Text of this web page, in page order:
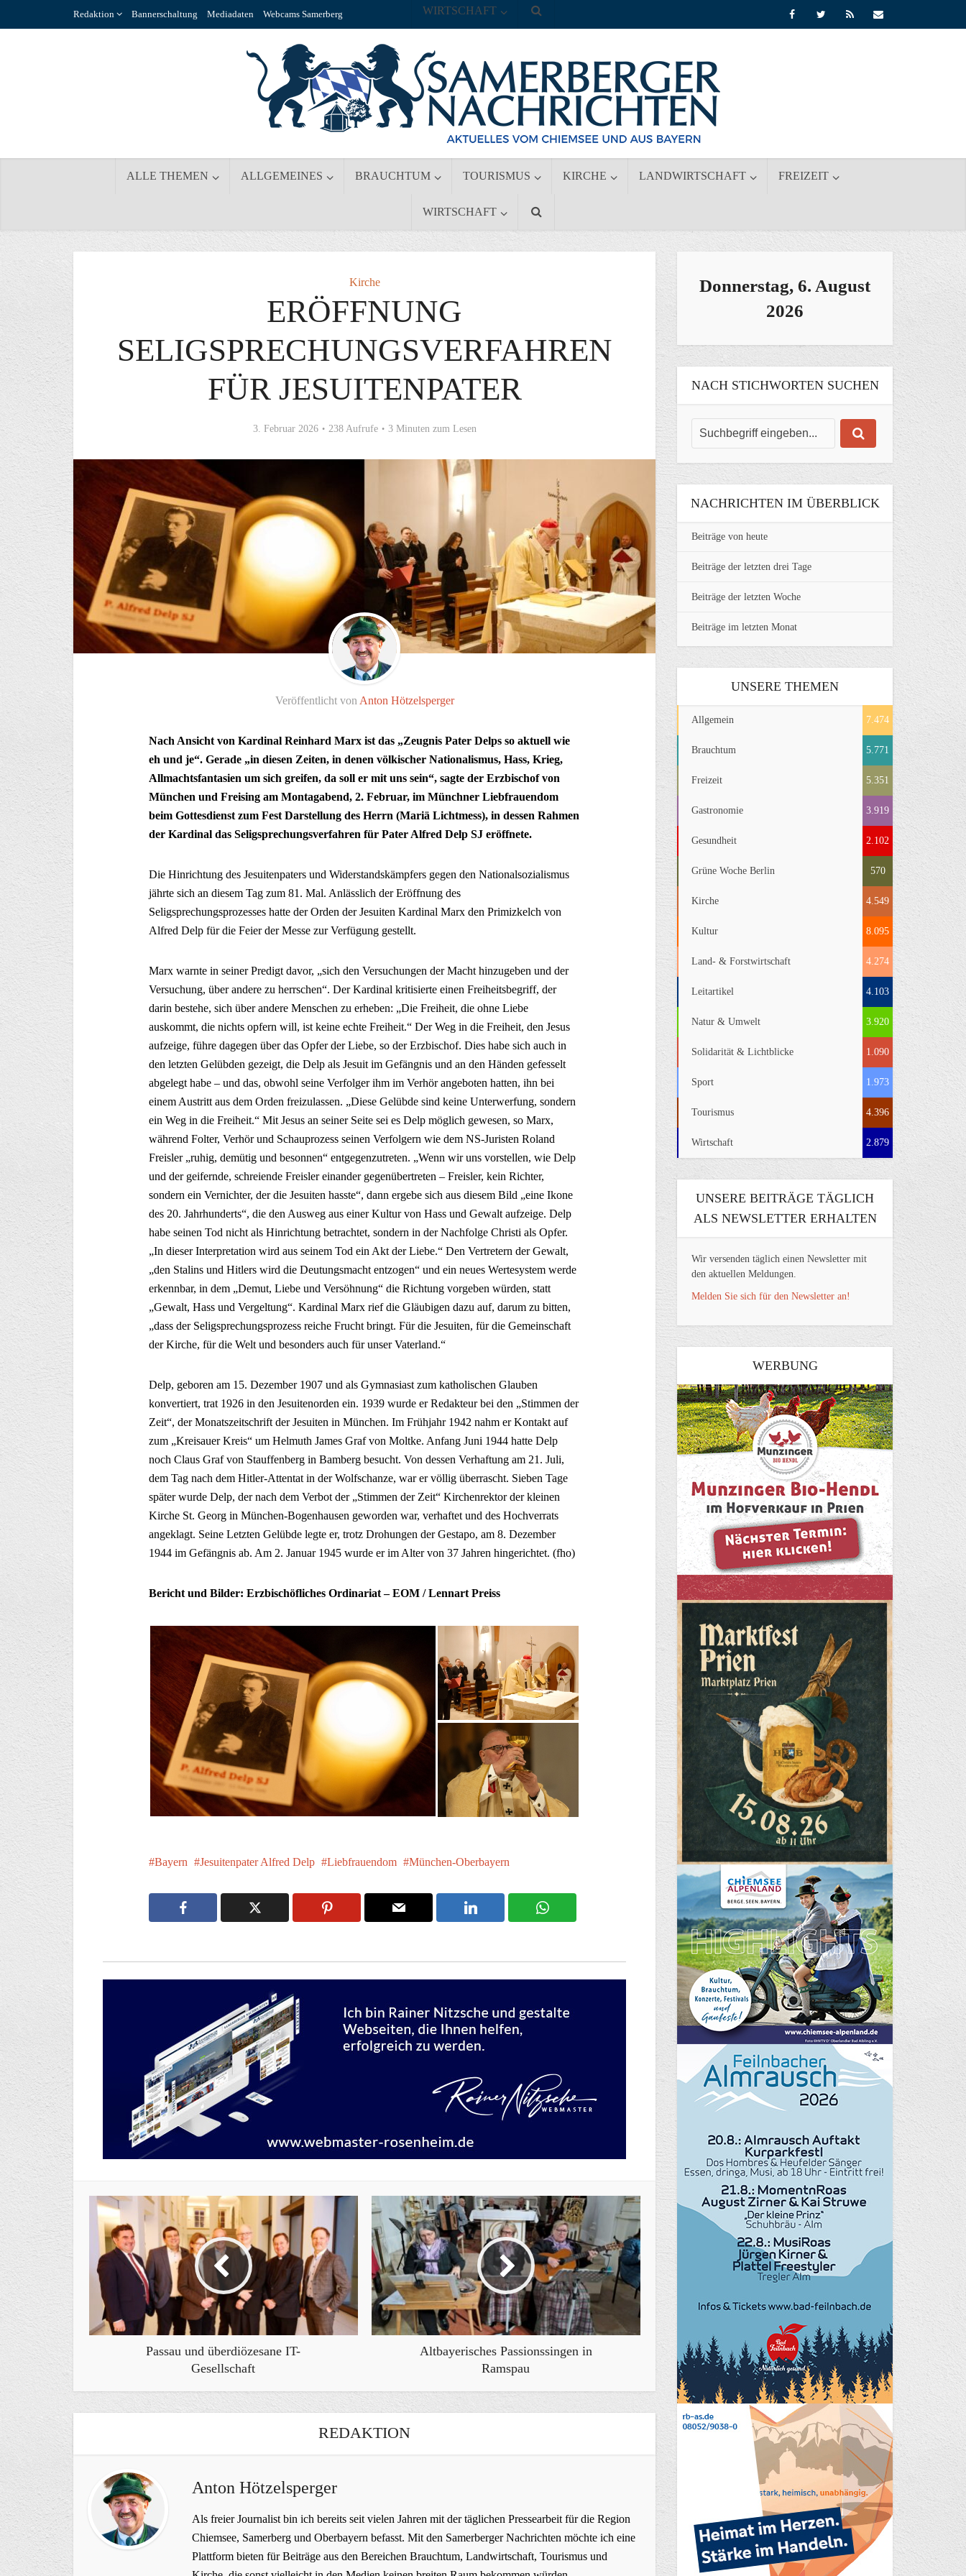
Redaktion Bannerschaltung Mediadaten Webcams Samerberg
ALLE THEMEN ALLGEMEINES BRAUCHTUM TOURISMUS KIRCHE LANDWIRTSCHAFT FREIZEIT
WIRTSCHAFT
WIRTSCHAFT
Kirche
ERÖFFNUNG
SELIGSPRECHUNGSVERFAHREN
FÜR JESUITENPATER
3. Februar 2026 238 Aufrufe 3 Minuten zum Lesen
Veröffentlicht von Anton Hötzelsperger
Nach Ansicht von Kardinal Reinhard Marx ist das „Zeugnis Pater Delps so aktuell wie
eh und je“. Gerade „in diesen Zeiten, in denen völkischer Nationalismus, Hass, Krieg,
Allmachtsfantasien um sich greifen, da soll er mit uns sein“, sagte der Erzbischof von
München und Freising am Montagabend, 2. Februar, im Münchner Liebfrauendom
beim Gottesdienst zum Fest Darstellung des Herrn (Mariä Lichtmess), in dessen Rahmen
der Kardinal das Seligsprechungsverfahren für Pater Alfred Delp SJ eröffnete.
Die Hinrichtung des Jesuitenpaters und Widerstandskämpfers gegen den Nationalsozialismus
jährte sich an diesem Tag zum 81. Mal. Anlässlich der Eröffnung des
Seligsprechungsprozesses hatte der Orden der Jesuiten Kardinal Marx den Primizkelch von
Alfred Delp für die Feier der Messe zur Verfügung gestellt.
Marx warnte in seiner Predigt davor, „sich den Versuchungen der Macht hinzugeben und der
Versuchung, über andere zu herrschen“. Der Kardinal kritisierte einen Freiheitsbegriff, der
darin bestehe, sich über andere Menschen zu erheben: „Die Freiheit, die ohne Liebe
auskommt, die nichts opfern will, ist keine echte Freiheit.“ Der Weg in die Freiheit, den Jesus
aufzeige, führe dagegen über das Opfer der Liebe, so der Erzbischof. Dies habe sich auch in
den letzten Gelübden gezeigt, die Delp als Jesuit im Gefängnis und an den Händen gefesselt
abgelegt habe – und das, obwohl seine Verfolger ihm im Verhör angeboten hatten, ihn bei
einem Austritt aus dem Orden freizulassen. „Diese Gelübde sind keine Unterwerfung, sondern
ein Weg in die Freiheit.“ Mit Jesus an seiner Seite sei es Delp möglich gewesen, so Marx,
während Folter, Verhör und Schauprozess seinen Verfolgern wie dem NS-Juristen Roland
Freisler „ruhig, demütig und besonnen“ entgegenzutreten. „Wenn wir uns vorstellen, wie Delp
und der geifernde, schreiende Freisler einander gegenübertreten – Freisler, kein Richter,
sondern ein Vernichter, der die Jesuiten hasste“, dann ergebe sich aus diesem Bild „eine Ikone
des 20. Jahrhunderts“, die den Ausweg aus einer Kultur von Hass und Gewalt aufzeige. Delp
habe seinen Tod nicht als Hinrichtung betrachtet, sondern in der Nachfolge Christi als Opfer.
„In dieser Interpretation wird aus seinem Tod ein Akt der Liebe.“ Den Vertretern der Gewalt,
„den Stalins und Hitlers wird die Deutungsmacht entzogen“ und ein neues Wertesystem werde
erkennbar, in dem „Demut, Liebe und Versöhnung“ die Richtung vorgeben würden, statt
„Gewalt, Hass und Vergeltung“. Kardinal Marx rief die Gläubigen dazu auf, darum zu bitten,
„dass der Seligsprechungsprozess reiche Frucht bringt. Für die Jesuiten, für die Gemeinschaft
der Kirche, für die Welt und besonders auch für unser Vaterland.“
Delp, geboren am 15. Dezember 1907 und als Gymnasiast zum katholischen Glauben
konvertiert, trat 1926 in den Jesuitenorden ein. 1939 wurde er Redakteur bei den „Stimmen der
Zeit“, der Monatszeitschrift der Jesuiten in München. Im Frühjahr 1942 nahm er Kontakt auf
zum „Kreisauer Kreis“ um Helmuth James Graf von Moltke. Anfang Juni 1944 hatte Delp
noch Claus Graf von Stauffenberg in Bamberg besucht. Von dessen Verhaftung am 21. Juli,
dem Tag nach dem Hitler-Attentat in der Wolfschanze, war er völlig überrascht. Sieben Tage
später wurde Delp, der nach dem Verbot der „Stimmen der Zeit“ Kirchenrektor der kleinen
Kirche St. Georg in München-Bogenhausen geworden war, verhaftet und des Hochverrats
angeklagt. Seine Letzten Gelübde legte er, trotz Drohungen der Gestapo, am 8. Dezember
1944 im Gefängnis ab. Am 2. Januar 1945 wurde er im Alter von 37 Jahren hingerichtet. (fho)
Bericht und Bilder: Erzbischöfliches Ordinariat – EOM / Lennart Preiss
Bayern Jesuitenpater Alfred Delp Liebfrauendom München-Oberbayern
Passau und überdiözesane IT-
Gesellschaft
Altbayerisches Passionssingen in
Ramspau
REDAKTION
Anton Hötzelsperger
Als freier Journalist bin ich bereits seit vielen Jahren mit der täglichen Pressearbeit für die Region
Chiemsee, Samerberg und Oberbayern befasst. Mit den Samerberger Nachrichten möchte ich eine
Plattform bieten für Beiträge aus den Bereichen Brauchtum, Landwirtschaft, Tourismus und
Donnerstag, 6. August
2026
NACH STICHWORTEN SUCHEN
NACHRICHTEN IM ÜBERBLICK
Beiträge von heute
Beiträge der letzten drei Tage
Beiträge der letzten Woche
Beiträge im letzten Monat
UNSERE THEMEN
Allgemein 7.474
Brauchtum 5.771
Freizeit 5.351
Gastronomie 3.919
Gesundheit 2.102
Grüne Woche Berlin 570
Kirche 4.549
Kultur 8.095
Land- & Forstwirtschaft 4.274
Leitartikel 4.103
Natur & Umwelt 3.920
Solidarität & Lichtblicke 1.090
Sport 1.973
Tourismus 4.396
Wirtschaft 2.879
UNSERE BEITRÄGE TÄGLICH
ALS NEWSLETTER ERHALTEN
Wir versenden täglich einen Newsletter mit
den aktuellen Meldungen.
Melden Sie sich für den Newsletter an!
WERBUNG